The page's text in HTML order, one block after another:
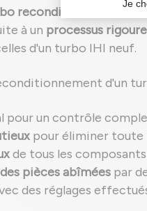
reconditionné
, en
à un processus
d'un turbo IHI neuf.
d'un
pour un contrôle
pour éliminer toute
de tous les composants
pièces abîmées par
des réglages